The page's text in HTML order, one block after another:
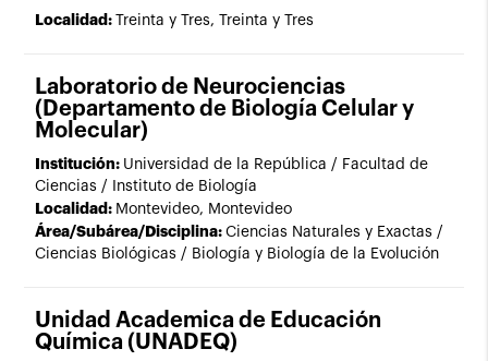
Localidad: Treinta y Tres, Treinta y Tres
Laboratorio de Neurociencias
(Departamento de Biología Celular y
Molecular)
Institución: Universidad de la República / Facultad de
Ciencias / Instituto de Biología
Localidad: Montevideo, Montevideo
Área/Subárea/Disciplina:Ciencias Naturales y Exactas /
Ciencias Biológicas / Biología y Biología de la Evolución
Unidad Academica de Educación
Química (UNADEQ)